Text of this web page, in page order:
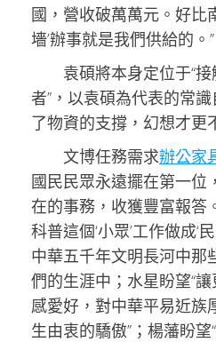
國，營收破萬萬元。好比
墻’辦事就是我們供給的。”
袁碩將本身定位于“
者”，以袁碩為代表的常
了物資的支撐，幻想才更
文博任務需求辦公家
國民民眾永遠擺在第一位
在的事務，收獲豐富報答
科普這個‘小眾’工作做成‘
中華五千年文明長河中那
們的生涯中；水星盼望“
感愛好，對中華平易近族
生由衷的驕傲”；楊藩盼